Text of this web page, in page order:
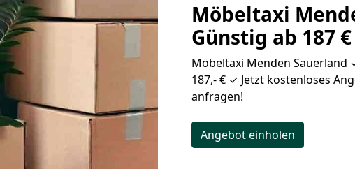
Möbeltaxi
Günstig ab 187
Möbeltaxi Menden
187,- € ✓ Jetzt kostenloses
anfragen!
Angebot einholen